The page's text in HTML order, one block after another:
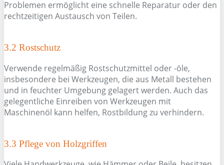
Problemen ermöglicht eine schnelle Reparatur oder den
rechtzeitigen Austausch von Teilen.
3.2 Rostschutz
Verwende regelmäßig Rostschutzmittel oder -öle,
insbesondere bei Werkzeugen, die aus Metall bestehen
und in feuchter Umgebung gelagert werden. Auch das
gelegentliche Einreiben von Werkzeugen mit
Maschinenöl kann helfen, Rostbildung zu verhindern.
3.3 Pflege von Holzgriffen